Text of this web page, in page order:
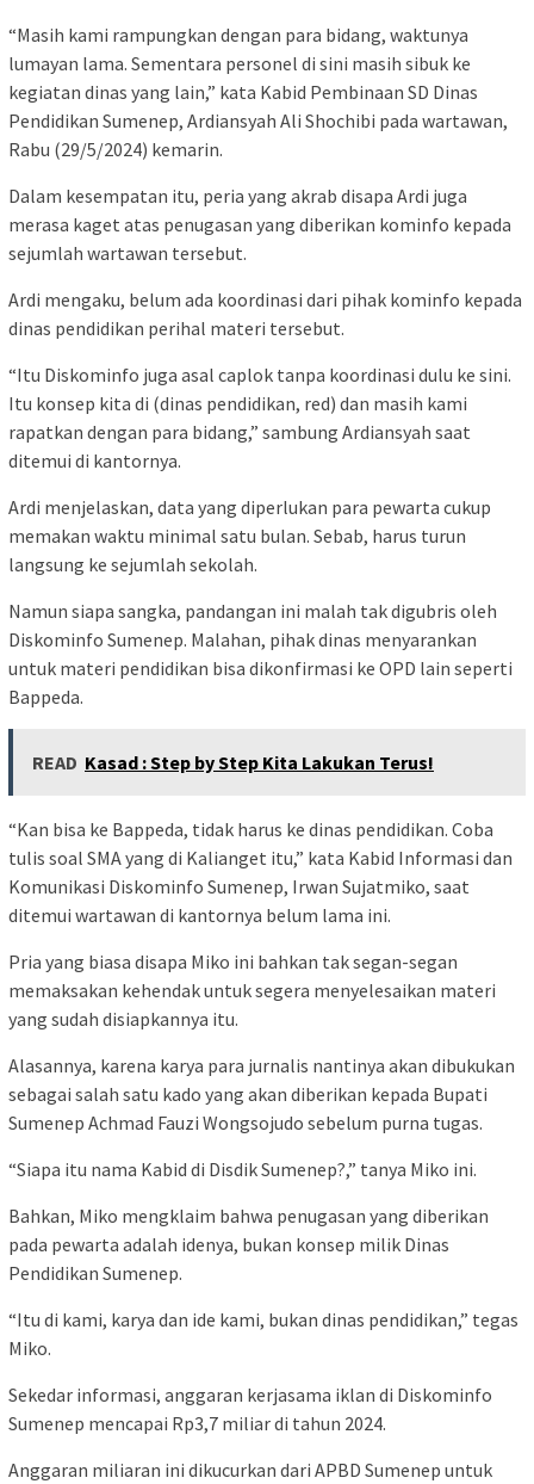
“Masih kami rampungkan dengan para bidang, waktunya
lumayan lama. Sementara personel di sini masih sibuk ke
kegiatan dinas yang lain,” kata Kabid Pembinaan SD Dinas
Pendidikan Sumenep, Ardiansyah Ali Shochibi pada wartawan,
Rabu (29/5/2024) kemarin.
Dalam kesempatan itu, peria yang akrab disapa Ardi juga
merasa kaget atas penugasan yang diberikan kominfo kepada
sejumlah wartawan tersebut.
Ardi mengaku, belum ada koordinasi dari pihak kominfo kepada
dinas pendidikan perihal materi tersebut.
“Itu Diskominfo juga asal caplok tanpa koordinasi dulu ke sini.
Itu konsep kita di (dinas pendidikan, red) dan masih kami
rapatkan dengan para bidang,” sambung Ardiansyah saat
ditemui di kantornya.
Ardi menjelaskan, data yang diperlukan para pewarta cukup
memakan waktu minimal satu bulan. Sebab, harus turun
langsung ke sejumlah sekolah.
Namun siapa sangka, pandangan ini malah tak digubris oleh
Diskominfo Sumenep. Malahan, pihak dinas menyarankan
untuk materi pendidikan bisa dikonfirmasi ke OPD lain seperti
Bappeda.
READ Kasad : Step by Step Kita Lakukan Terus!
“Kan bisa ke Bappeda, tidak harus ke dinas pendidikan. Coba
tulis soal SMA yang di Kalianget itu,” kata Kabid Informasi dan
Komunikasi Diskominfo Sumenep, Irwan Sujatmiko, saat
ditemui wartawan di kantornya belum lama ini.
Pria yang biasa disapa Miko ini bahkan tak segan-segan
memaksakan kehendak untuk segera menyelesaikan materi
yang sudah disiapkannya itu.
Alasannya, karena karya para jurnalis nantinya akan dibukukan
sebagai salah satu kado yang akan diberikan kepada Bupati
Sumenep Achmad Fauzi Wongsojudo sebelum purna tugas.
“Siapa itu nama Kabid di Disdik Sumenep?,” tanya Miko ini.
Bahkan, Miko mengklaim bahwa penugasan yang diberikan
pada pewarta adalah idenya, bukan konsep milik Dinas
Pendidikan Sumenep.
“Itu di kami, karya dan ide kami, bukan dinas pendidikan,” tegas
Miko.
Sekedar informasi, anggaran kerjasama iklan di Diskominfo
Sumenep mencapai Rp3,7 miliar di tahun 2024.
Anggaran miliaran ini dikucurkan dari APBD Sumenep untuk